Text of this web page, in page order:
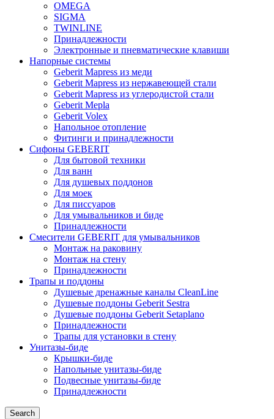
OMEGA
SIGMA
TWINLINE
Принадлежности
Электронные и пневматические клавиши
Напорные системы
Geberit Mapress из меди
Geberit Mapress из нержавеющей стали
Geberit Mapress из углеродистой стали
Geberit Mepla
Geberit Volex
Напольное отопление
Фитинги и принадлежности
Сифоны GEBERIT
Для бытовой техники
Для ванн
Для душевых поддонов
Для моек
Для писсуаров
Для умывальников и биде
Принадлежности
Смесители GEBERIT для умывальников
Монтаж на раковину
Монтаж на стену
Принадлежности
Трапы и поддоны
Душевые дренажные каналы CleanLine
Душевые поддоны Geberit Sestra
Душевые поддоны Geberit Setaplano
Принадлежности
Трапы для установки в стену
Унитазы-биде
Крышки-биде
Напольные унитазы-биде
Подвесные унитазы-биде
Принадлежности
Search